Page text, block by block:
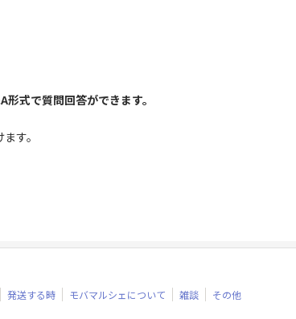
式で質問回答ができます。
す。
発送する時 モバマルシェについて 雑談 その他